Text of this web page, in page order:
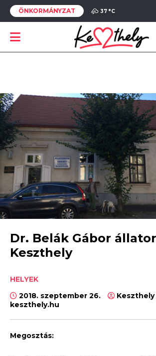
ÖNKORMÁNYZAT 37 °C
Dr. Belák Gábor
Keszthely
HELYEK
2018. szeptember 26.
keszthely.hu
Megosztás: